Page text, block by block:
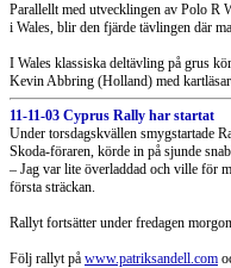
Parallellt med utvecklingen av Polo R
i Wales, blir den fjärde tävlingen där
I Wales klassiska deltävling på grus
Kevin Abbring (Holland) med
11-11-03 Cyprus Rally har startat
Under torsdagskvällen smygstartade
Skoda-föraren, körde in på sjunde
– Jag var lite överladdad och ville för
första sträckan.
Rallyt fortsätter under fredagen
Följ rallyt på www.patriksandell.com